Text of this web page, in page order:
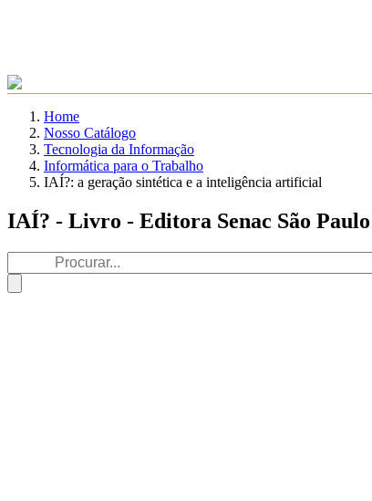
Home
Nosso Catálogo
Tecnologia da Informação
Informática para o Trabalho
IAÍ?: a geração sintética e a inteligência artificial
IAÍ? - Livro - Editora Senac São Paulo